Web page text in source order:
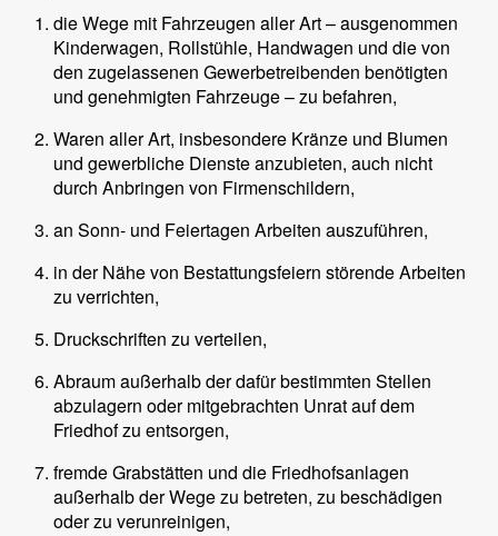
die Wege mit Fahrzeugen aller Art – ausgenommen
Kinderwagen, Rollstühle, Handwagen und die von
den zugelassenen Gewerbetreibenden benötigten
und genehmigten Fahrzeuge – zu befahren,
Waren aller Art, insbesondere Kränze und Blumen
und gewerbliche Dienste anzubieten, auch nicht
durch Anbringen von Firmenschildern,
an Sonn- und Feiertagen Arbeiten auszuführen,
in der Nähe von Bestattungsfeiern störende Arbeiten
zu verrichten,
Druckschriften zu verteilen,
Abraum außerhalb der dafür bestimmten Stellen
abzulagern oder mitgebrachten Unrat auf dem
Friedhof zu entsorgen,
fremde Grabstätten und die Friedhofsanlagen
außerhalb der Wege zu betreten, zu beschädigen
oder zu verunreinigen,